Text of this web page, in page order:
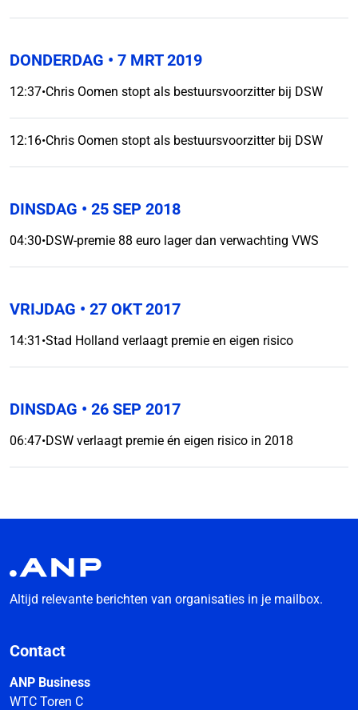
DONDERDAG • 7 MRT 2019
12:37•Chris Oomen stopt als bestuursvoorzitter bij DSW
12:16•Chris Oomen stopt als bestuursvoorzitter bij DSW
DINSDAG • 25 SEP 2018
04:30•DSW-premie 88 euro lager dan verwachting VWS
VRIJDAG • 27 OKT 2017
14:31 •Stad Holland verlaagt premie en eigen risico
DINSDAG • 26 SEP 2017
06:47•DSW verlaagt premie én eigen risico in 2018
Altijd relevante berichten van organisaties in je mailbox.
Contact
ANP Business
WTC Toren C